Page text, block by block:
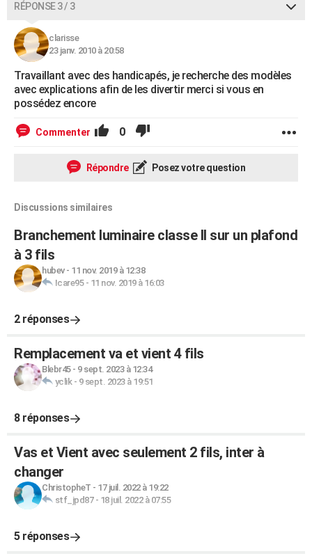
RÉPONSE 3 / 3
clarisse
23 janv. 2010 à 20:58
Travaillant avec des handicapés, je recherche des modèles
avec explications afin de les divertir merci si vous en
possédez encore
Commenter 0
Répondre Posez votre question
Discussions similaires
Branchement luminaire classe II sur un plafond
à 3 fils
hubev- 11 nov. 2019 à 12:38
Icare95- 11 nov. 2019 à 16:03
2 réponses
Remplacement va et vient 4 fils
Blebr45- 9 sept. 2023 à 12:34
yclik- 9 sept. 2023 à 19:51
8 réponses
Vas et Vient avec seulement 2 fils, inter à
changer
ChristopheT - 17 juil. 2022 à 19:22
stf_jpd87- 18 juil. 2022 à 07:55
5 réponses